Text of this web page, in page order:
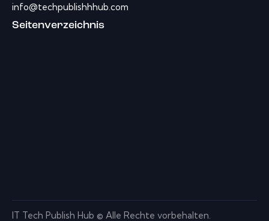
info@techpublishhhub.com
Seitenverzeichnis
IT Tech Publish Hub © Alle Rechte vorbehalten.